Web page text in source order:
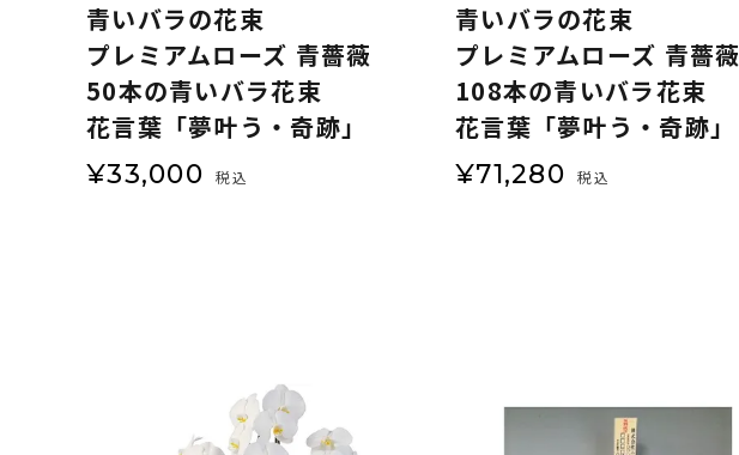
青いバラの花束
プレミアムローズ 青薔薇
50本の青いバラ花束
花言葉「夢叶う・奇跡」
¥33,000 税込
青いバラの花束
プレミアムローズ 青薔薇
108本の青いバラ花束
花言葉「夢叶う・奇跡」
¥71,280 税込